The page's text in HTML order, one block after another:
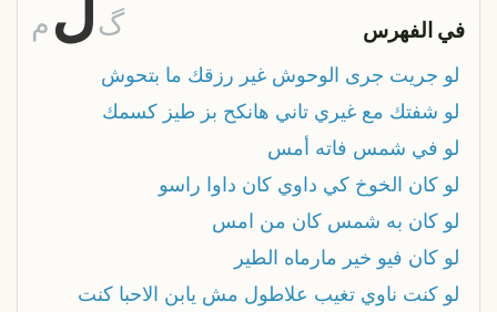
في الفهرس گ م
لو جريت جرى الوحوش غير رزقك ما بتحوش
لو شفتك مع غيري تاني هانكح بز طيز كسمك
لو في شمس فاته أمس
لو كان الخوخ كي داوي كان داوا راسو
لو كان به شمس كان من امس
لو كان فيو خير مارماه الطير
لو كنت ناوي تغيب علاطول مش يابن الاحبا كنت